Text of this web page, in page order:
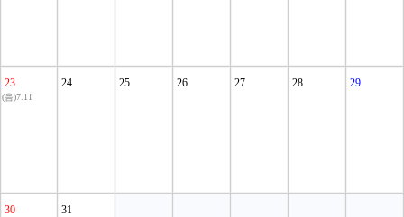
23
(음)7.11
24 25 26 27 28 29
30 31